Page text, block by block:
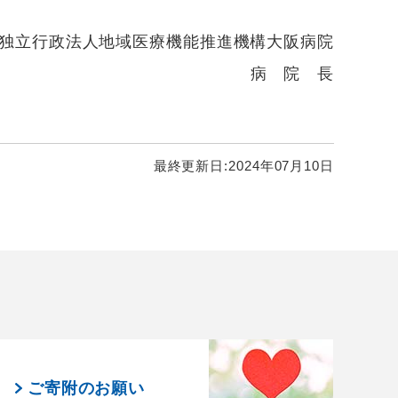
立行政法人地域医療機能推進機構大阪病院
病 院 長
最終更新日:2024年07月10日
ご寄附のお願い